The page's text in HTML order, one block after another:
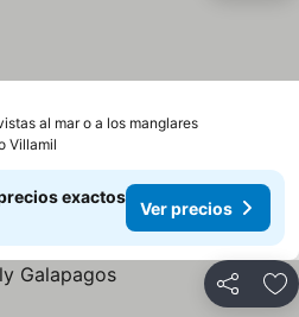
al mar o a los manglaresVer precios
Villamil
exactos
Ver precios
Compartir